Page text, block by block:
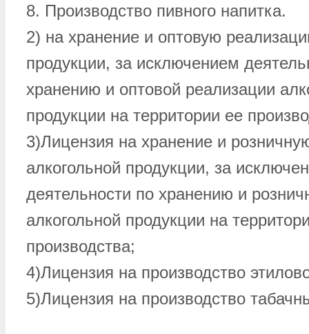
8. Производство пивного напитка.
2) на хранение и оптовую
продукции, за исключением
хранению и оптовой реализации
продукции на территории ее
3)Лицензия на хранение и
алкогольной продукции, за
деятельности по хранению и
алкогольной продукции на
производства;
4)Лицензия на производство
5)Лицензия на производство